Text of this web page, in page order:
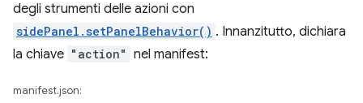
degli strumenti delle azioni con
sidePanel.setPanelBehavior() . Innanzitutto, dichiara
la chiave "action" nel manifest:
manifest.json: